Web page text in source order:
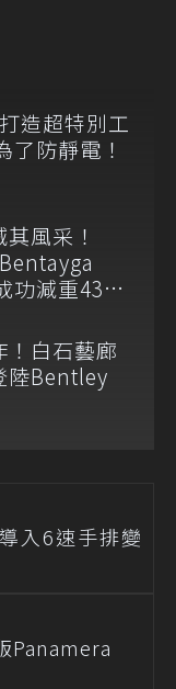
造超特別工
了防靜電！
風采！
功減重43公
！白石藝廊
陸Bentley
入6速手排變
Panamera